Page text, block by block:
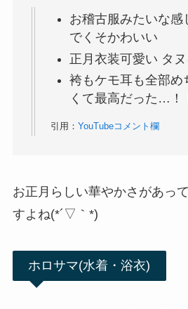
お稽古服みたいな感
でくそかわいい
正月衣装可愛い タ
袴もケモ耳も全部め
くて最高だった…！
引用： YouTubeコメント欄
お正月らしい華やかさがあっ
すよね(*´▽｀*)
ホロサマ(水着・浴衣)